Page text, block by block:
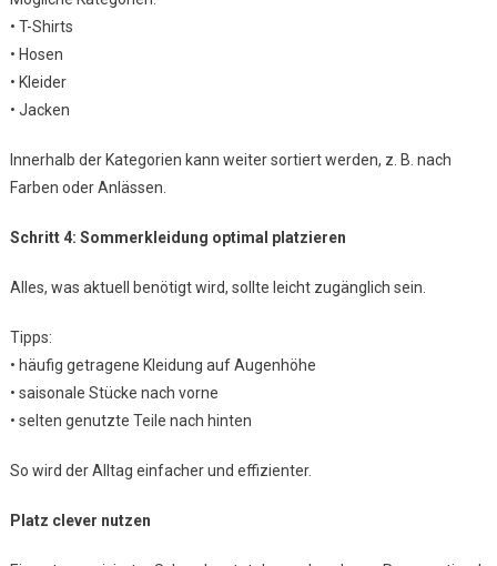
• T-Shirts
• Hosen
• Kleider
• Jacken
Innerhalb der Kategorien kann weiter sortiert werden, z. B. nach
Farben oder Anlässen.
Schritt 4: Sommerkleidung optimal platzieren
Alles, was aktuell benötigt wird, sollte leicht zugänglich sein.
Tipps:
• häufig getragene Kleidung auf Augenhöhe
• saisonale Stücke nach vorne
• selten genutzte Teile nach hinten
So wird der Alltag einfacher und effizienter.
Platz clever nutzen